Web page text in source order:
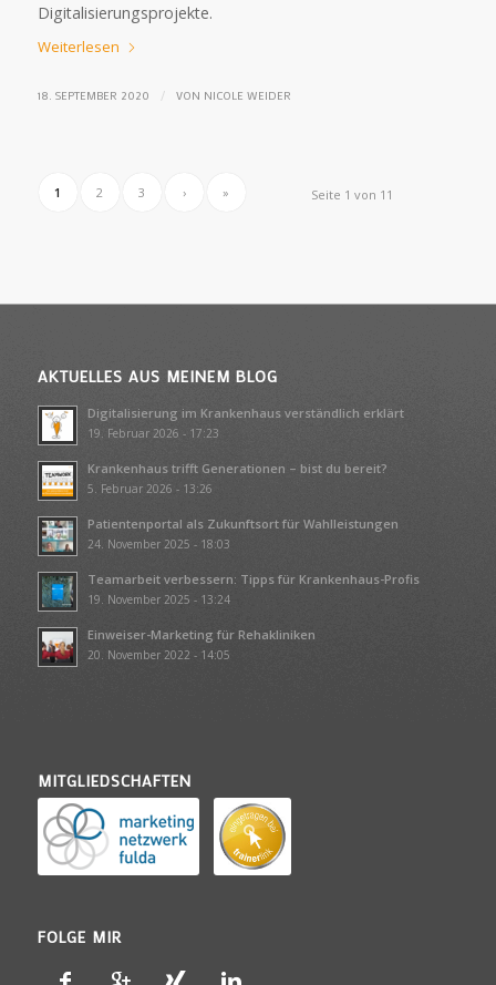
Digitalisierungsprojekte.
Weiterlesen
18. SEPTEMBER 2020 / VON NICOLE WEIDER
Seite 1 von 11
1 2 3 › »
AKTUELLES AUS MEINEM BLOG
Digitalisierung im Krankenhaus verständlich erklärt
19. Februar 2026 - 17:23
Krankenhaus trifft Generationen – bist du bereit?
5. Februar 2026 - 13:26
Patientenportal als Zukunftsort für Wahlleistungen
24. November 2025 - 18:03
Teamarbeit verbessern: Tipps für Krankenhaus-Profis
19. November 2025 - 13:24
Einweiser-Marketing für Rehakliniken
20. November 2022 - 14:05
MITGLIEDSCHAFTEN
FOLGE MIR